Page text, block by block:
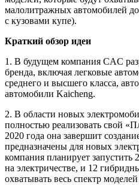
малолитражных автомобилей
с кузовами купе).
Краткий обзор идеи
1. В будущем компания CAC
бренда, включая легковые
среднего и высшего класса,
автомобили Kaicheng.
2. В области новых
полностью реализовать свой
2020 года она завершит
предназначены для новых
компания планирует
на электричестве, и 12
охватывать весь спектр